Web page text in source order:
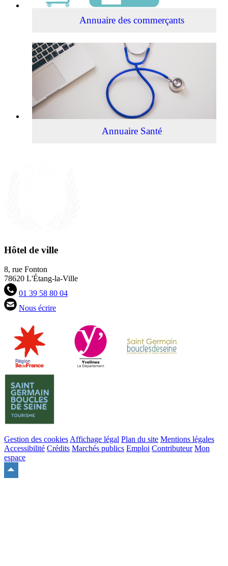
Annuaire des commerçants
Annuaire
Santé
Annuaire Santé
Hôtel de ville
8, rue Fonton
78620 L'Étang-la-Ville
01 39 58 80 04
Nous écrire
Gestion des cookies Affichage légal Plan du site Mentions légales
Accessibilité Crédits Marchés publics Emploi Contributeur Mon
espace